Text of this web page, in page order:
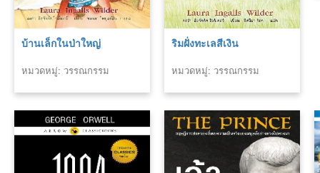
บ้านเล็กในป่าใหญ่
หมวดหมู่: วรรณกรรม
ริมฝั่งทะเลสีเงิน
หมวดหมู่: วรรณกรรม